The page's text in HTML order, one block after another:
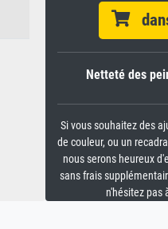
Netteté des
Si vous souhaitez des
de couleur, ou un
nous serons heureux
sans frais
n'hésitez pas